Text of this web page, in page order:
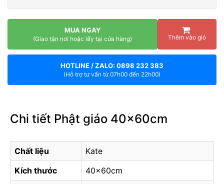
MUA NGAY
(Giao tận nơi hoặc lấy tại cửa hàng) Thêm vào giỏ
HOTLINE / ZALO: 0898 232 383
(Hỗ trợ tư vấn từ 07h00 đến 22h00)
Chi tiết Phật giáo 40x60cm
Chất liệu
Kate
Kích thước
40x60cm